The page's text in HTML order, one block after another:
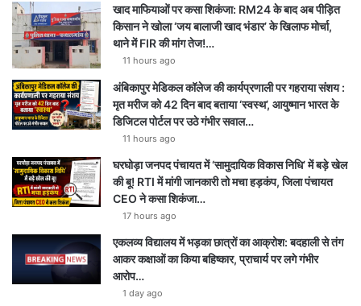
खाद माफियाओं पर कसा शिकंजा: RM24 के बाद अब पीड़ित
किसान ने खोला ‘जय बालाजी खाद भंडार’ के खिलाफ मोर्चा,
थाने में FIR की मांग तेज!…
11 hours ago
अंबिकापुर मेडिकल कॉलेज की कार्यप्रणाली पर गहराया संशय :
मृत मरीज को 42 दिन बाद बताया ‘स्वस्थ’, आयुष्मान भारत के
डिजिटल पोर्टल पर उठे गंभीर सवाल…
11 hours ago
घरघोड़ा जनपद पंचायत में ‘सामुदायिक विकास निधि’ में बड़े खेल
की बू! RTI में मांगी जानकारी तो मचा हड़कंप, जिला पंचायत
CEO ने कसा शिकंजा…
17 hours ago
एकलव्य विद्यालय में भड़का छात्रों का आक्रोश: बदहाली से तंग
आकर कक्षाओं का किया बहिष्कार, प्राचार्य पर लगे गंभीर
आरोप…
1 day ago